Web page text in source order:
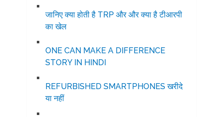
जानिए क्या होती है TRP और और क्या है टीआरपी
का खेल
ONE CAN MAKE A DIFFERENCE
STORY IN HINDI
REFURBISHED SMARTPHONES खरीदे
या नहीं